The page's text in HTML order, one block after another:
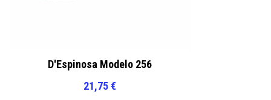
D'Espinosa Modelo 256
21,75€